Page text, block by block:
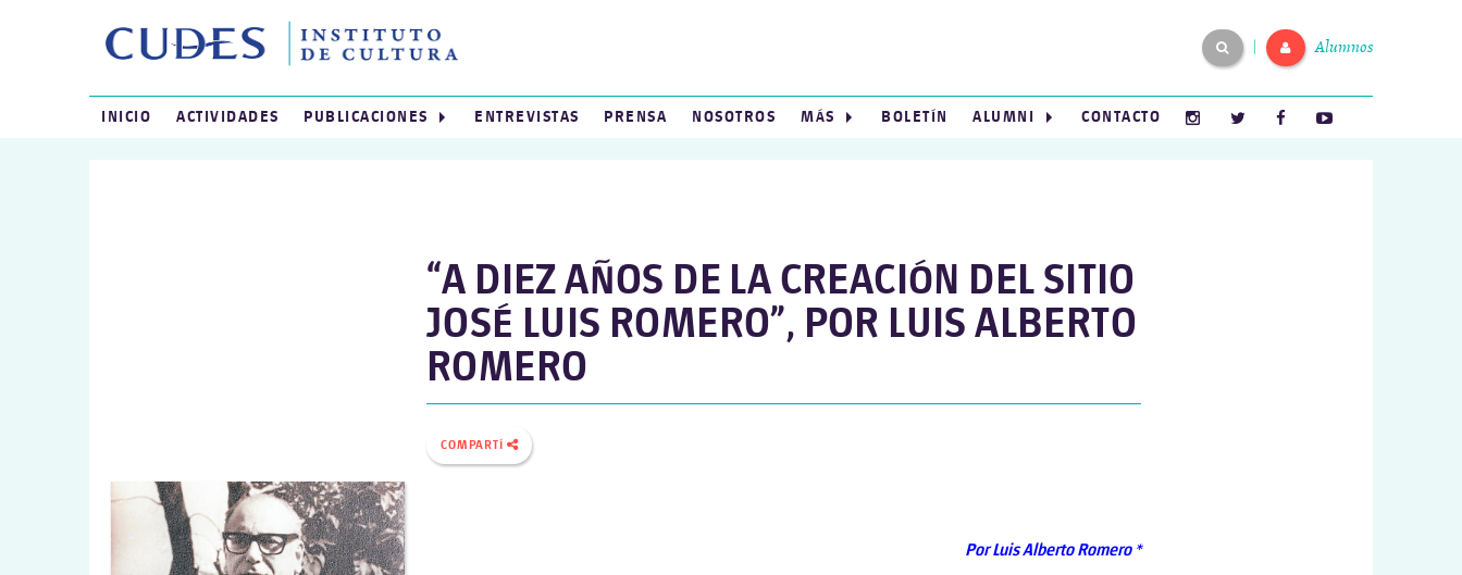
Alumnos
INICIO ACTIVIDADES PUBLICACIONES ENTREVISTAS PRENSA NOSOTROS MÁS BOLETÍN ALUMNI CONTACTO
“A DIEZ AÑOS DE LA CREACIÓN DEL SITIO
JOSÉ LUIS ROMERO”, POR LUIS ALBERTO
ROMERO
COMPARTÍ
Por Luis Alberto Romero *